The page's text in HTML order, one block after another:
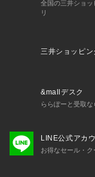
全国の三井ショ
リ
三井ショッピン
&mallデスク
ららぽーと受取
LINE公式アカ
お得なセール・